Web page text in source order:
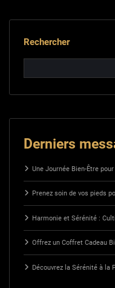
Rechercher
Derniers
Une Journée Bien-Être
Prenez soin de vos pieds
Harmonie et Sérénité :
Offrez un Coffret Cadeau
Découvrez la Sérénité à la